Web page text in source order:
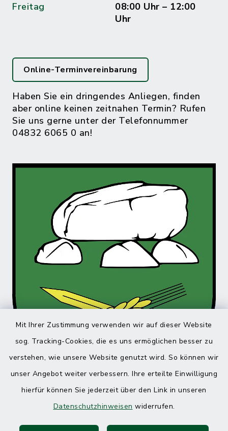
Mit Ihrer Zustimmung verwenden wir auf dieser Website
sog. Tracking-Cookies, die es uns ermöglichen besser zu
verstehen, wie unsere Website genutzt wird. So können wir
unser Angebot weiter verbessern. Ihre erteilte Einwilligung
hierfür können Sie jederzeit über den Link in unseren
Datenschutzhinweisen widerrufen.
Freitag
08:00 Uhr – 12:00
Uhr
Online-Terminvereinbarung
Haben Sie ein dringendes Anliegen, finden
aber online keinen zeitnahen Termin? Rufen
Sie uns gerne unter der Telefonnummer
04832 6065 0 an!